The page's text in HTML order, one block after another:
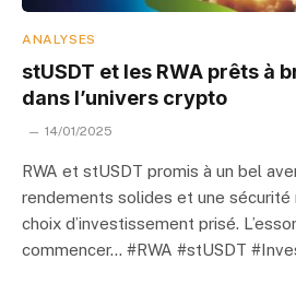
ANALYSES
stUSDT et les RWA prêts à
dans l’univers crypto
14/01/2025
RWA et stUSDT promis à un bel
rendements solides et une
choix d’investissement prisé.
commencer… #RWA #stUSDT